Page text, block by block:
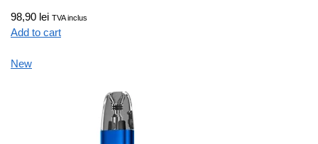
98,90 lei TVA inclus
Add to cart
New